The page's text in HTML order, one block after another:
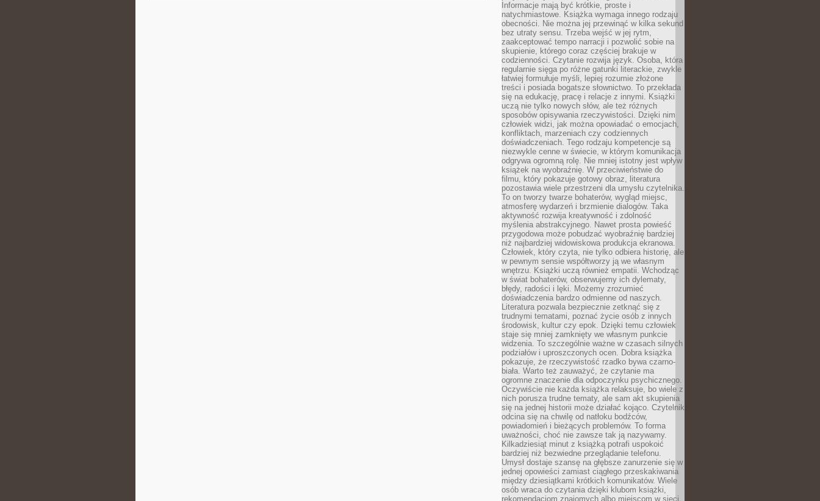
Informacje mają być krótkie, proste i
natychmiastowe. Książka wymaga innego rodzaju
obecności. Nie można jej przewinąć w kilka sekund
bez utraty sensu. Trzeba wejść w jej rytm,
zaakceptować tempo narracji i pozwolić sobie na
skupienie, którego coraz częściej brakuje w
codzienności. Czytanie rozwija język. Osoba, która
regularnie sięga po różne gatunki literackie, zwykle
łatwiej formułuje myśli, lepiej rozumie złożone
treści i posiada bogatsze słownictwo. To przekłada
się na edukację, pracę i relacje z innymi. Książki
uczą nie tylko nowych słów, ale też różnych
sposobów opisywania rzeczywistości. Dzięki nim
człowiek widzi, jak można opowiadać o emocjach,
konfliktach, marzeniach czy codziennych
doświadczeniach. Tego rodzaju kompetencje są
niezwykle cenne w świecie, w którym komunikacja
odgrywa ogromną rolę. Nie mniej istotny jest wpływ
książek na wyobraźnię. W przeciwieństwie do
filmu, który pokazuje gotowy obraz, literatura
pozostawia wiele przestrzeni dla umysłu czytelnika.
To on tworzy twarze bohaterów, wygląd miejsc,
atmosferę wydarzeń i brzmienie dialogów. Taka
aktywność rozwija kreatywność i zdolność
myślenia abstrakcyjnego. Nawet prosta powieść
przygodowa może pobudzać wyobraźnię bardziej
niż najbardziej widowiskowa produkcja ekranowa.
Człowiek, który czyta, nie tylko odbiera historię, ale
w pewnym sensie współtworzy ją we własnym
wnętrzu. Książki uczą również empatii. Wchodząc
w świat bohaterów, obserwujemy ich dylematy,
błędy, radości i lęki. Możemy zrozumieć
doświadczenia bardzo odmienne od naszych.
Literatura pozwala bezpiecznie zetknąć się z
trudnymi tematami, poznać życie osób z innych
środowisk, kultur czy epok. Dzięki temu człowiek
staje się mniej zamknięty we własnym punkcie
widzenia. To szczególnie ważne w czasach silnych
podziałów i uproszczonych ocen. Dobra książka
pokazuje, że rzeczywistość rzadko bywa czarno-
biała. Warto też zauważyć, że czytanie ma
ogromne znaczenie dla odpoczynku psychicznego.
Oczywiście nie każda książka relaksuje, bo wiele z
nich porusza trudne tematy, ale sam akt skupienia
się na jednej historii może działać kojąco. Czytelnik
odcina się na chwilę od natłoku bodźców,
powiadomień i bieżących problemów. To forma
uważności, choć nie zawsze tak ją nazywamy.
Kilkadziesiąt minut z książką potrafi uspokoić
bardziej niż bezwiedne przeglądanie telefonu.
Umysł dostaje szansę na głębsze zanurzenie się w
jednej opowieści zamiast ciągłego przeskakiwania
między dziesiątkami krótkich komunikatów. Wiele
osób wraca do czytania dzięki klubom książki,
rekomendacjom znajomych albo miejscom w sieci,